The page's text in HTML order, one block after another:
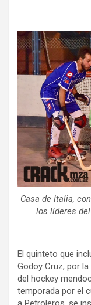
ce
b
o
o
k
tt
er
Casa de Italia,
los líderes
El quinteto que
Godoy Cruz, por
del hockey
temporada por el